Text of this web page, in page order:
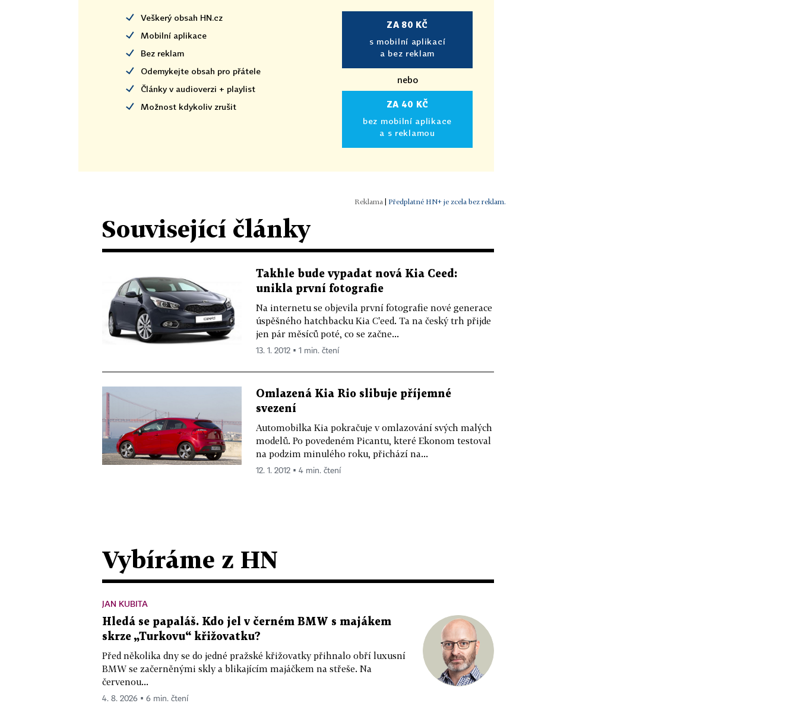
Veškerý obsah HN.cz
Mobilní aplikace
Bez reklam
Odemykejte obsah pro přátele
Články v audioverzi + playlist
Možnost kdykoliv zrušit
ZA 80 KČ
s mobilní aplikací
a bez reklam
nebo
ZA 40 KČ
bez mobilní aplikace
a s reklamou
Předplatné HN+ je zcela bez reklam.
Související články
Takhle bude vypadat nová Kia Ceed:
unikla první fotografie
Na internetu se objevila první fotografie nové generace
úspěšného hatchbacku Kia C'eed. Ta na český trh přijde
jen pár měsíců poté, co se začne...
13. 1. 2012 ▪ 1 min. čtení
Omlazená Kia Rio slibuje příjemné
svezení
Automobilka Kia pokračuje v omlazování svých malých
modelů. Po povedeném Picantu, které Ekonom testoval
na podzim minulého roku, přichází na...
12. 1. 2012 ▪ 4 min. čtení
Vybíráme z HN
JAN KUBITA
Hledá se papaláš. Kdo jel v černém BMW s majákem
skrze „Turkovu“ křižovatku?
Před několika dny se do jedné pražské křižovatky přihnalo obří luxusní
BMW se začerněnými skly a blikajícím majáčkem na střeše. Na
červenou...
4. 8. 2026 ▪ 6 min. čtení